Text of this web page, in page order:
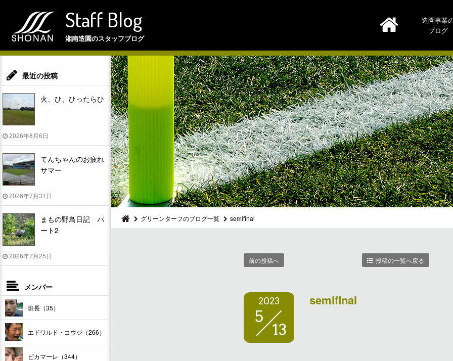
Staff Blog
湘南造園のスタッフブログ
造園事業
ブログ
グリーンターフのブログ一覧 semifinal
前の投稿へ 投稿の一覧へ戻る
2023
5
13
semifinal
最近の投稿
火、ひ、ひったらひ
2026年8月6日
てんちゃんのお疲れ
サマー
2026年7月31日
まもの野鳥日記 パ
ート2
2026年7月25日
メンバー
班長（35）
エドワルド・コウジ（266）
ピカマーレ（344）